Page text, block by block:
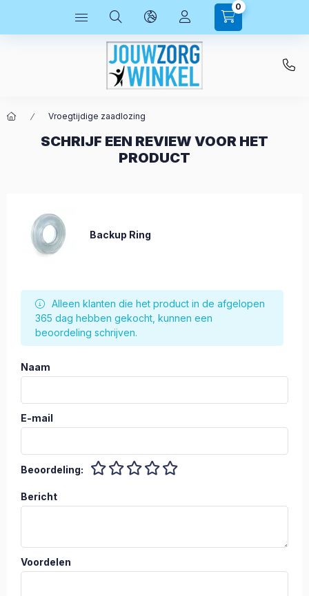
0
Vroegtijdige zaadlozing
SCHRIJF EEN REVIEW VOOR HET
PRODUCT
Backup Ring
Alleen klanten die het product in de afgelopen
365 dag hebben gekocht, kunnen een
beoordeling schrijven.
Naam
E-mail
Beoordeling:
Bericht
Voordelen